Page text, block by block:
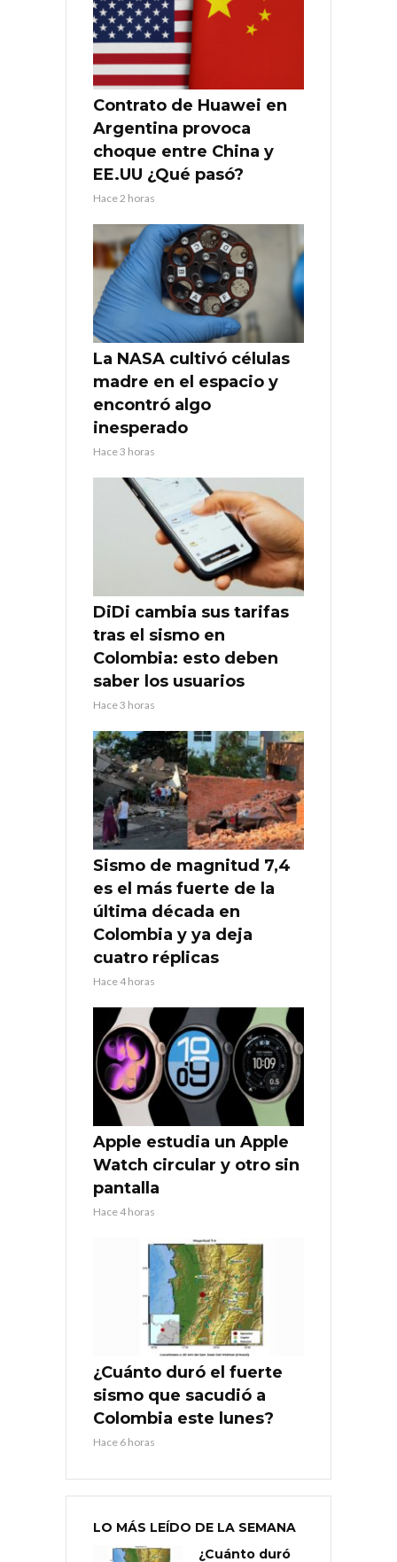
Contrato de Huawei en
Argentina provoca
choque entre China y
EE.UU ¿Qué pasó?
Hace 2 horas
La NASA cultivó células
madre en el espacio y
encontró algo
inesperado
Hace 3 horas
DiDi cambia sus tarifas
tras el sismo en
Colombia: esto deben
saber los usuarios
Hace 3 horas
Sismo de magnitud 7,4
es el más fuerte de la
última década en
Colombia y ya deja
cuatro réplicas
Hace 4 horas
Apple estudia un Apple
Watch circular y otro sin
pantalla
Hace 4 horas
¿Cuánto duró el fuerte
sismo que sacudió a
Colombia este lunes?
Hace 6 horas
LO MÁS LEÍDO DE LA SEMANA
¿Cuánto duró